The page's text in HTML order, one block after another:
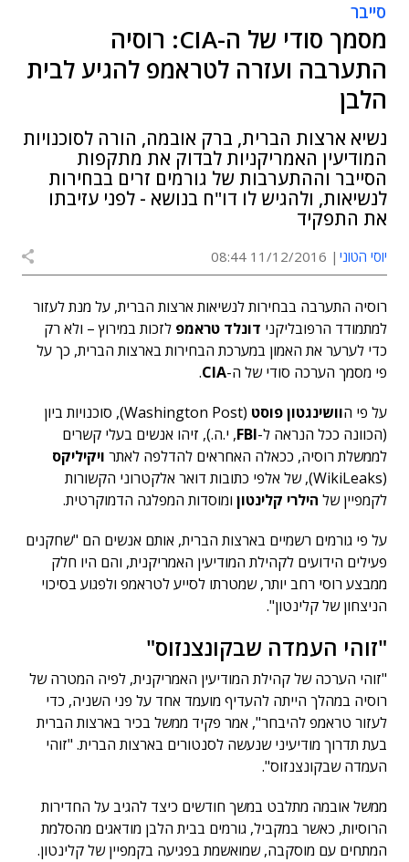
סייבר
מסמך סודי של ה-CIA: רוסיה
התערבה ועזרה לטראמפ להגיע לבית
הלבן
נשיא ארצות הברית, ברק אובמה, הורה לסוכנויות
המודיעין האמריקניות לבדוק את מתקפות
הסייבר וההתערבות של גורמים זרים בבחירות
לנשיאות, ולהגיש לו דו"ח בנושא - לפני עזיבתו
את התפקיד
יוסי הטוני 11/12/2016 08:44
רוסיה התערבה בבחירות לנשיאות ארצות הברית, על מנת לעזור
למתמודד הרפובליקני דונלד טראמפ לזכות במירוץ – ולא רק
כדי לערער את האמון במערכת הבחירות בארצות הברית, כך על
פי מסמך הערכה סודי של ה-CIA
.
על פי הוושינגטון פוסט
(Washington Post), סוכנויות ביון
(הכוונה ככל הנראה ל-FBI, י.ה.), זיהו אנשים בעלי קשרים
לממשלת רוסיה, ככאלה האחראים להדלפה לאתר ויקיליקס
(WikiLeaks), של אלפי כתובות דואר אלקטרוני הקשורות
לקמפיין של הילרי קלינטון ומוסדות המפלגה הדמוקרטית.
על פי גורמים רשמיים בארצות הברית, אותם אנשים הם "שחקנים
פעילים הידועים לקהילת המודיעין האמריקנית, והם היו חלק
ממבצע רוסי רחב יותר, שמטרתו לסייע לטראמפ ולפגוע בסיכוי
הניצחון של קלינטון".
"זוהי העמדה שבקונצנזוס"
"זוהי הערכה של קהילת המודיעין האמריקנית, לפיה המטרה של
רוסיה במהלך הייתה להעדיף מועמד אחד על פני השניה, כדי
לעזור טראמפ להיבחר", אמר פקיד ממשל בכיר בארצות הברית
בעת תדרוך מודיעיני שנעשה לסנטורים בארצות הברית. "זוהי
העמדה שבקונצנזוס".
ממשל אובמה מתלבט במשך חודשים כיצד להגיב על החדירות
הרוסיות, כאשר במקביל, גורמים בבית הלבן מודאגים מהסלמת
המתחים עם מוסקבה, שמואשמת בפגיעה בקמפיין של קלינטון.